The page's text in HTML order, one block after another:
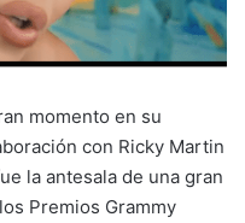
momento en su
con Ricky Martin
la antesala de una gran
Premios Grammy